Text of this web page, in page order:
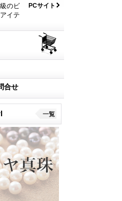
のビ
イテ
PCサイト
合せ
一覧